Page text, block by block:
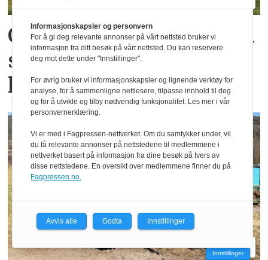
Oppgradert Boss og Profi
skal gi mer kapasitet og
komfort
Innstillinger
Informasjonskapsler og personvern
For å gi deg relevante annonser på vårt nettsted bruker vi
informasjon fra ditt besøk på vårt nettsted. Du kan reservere
deg mot dette under "Innstillinger".
For øvrig bruker vi informasjonskapsler og lignende verktøy for
analyse, for å sammenligne nettlesere, tilpasse innhold til deg
og for å utvikle og tilby nødvendig funksjonalitet. Les mer i vår
personvernerklæring.
Vi er med i Fagpressen-nettverket. Om du samtykker under, vil
du få relevante annonser på nettstedene til medlemmene i
nettverket basert på informasjon fra dine besøk på tvers av
disse nettstedene. En oversikt over medlemmene finner du på
Fagpressen.no.
Avvis alle Godta Innstillinger